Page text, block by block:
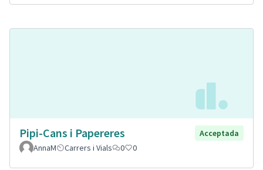
Pipi-Cans i Papereres
Acceptada
AnnaM
Carrers i Vials 0 0